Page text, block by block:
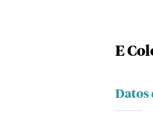
E
Datos